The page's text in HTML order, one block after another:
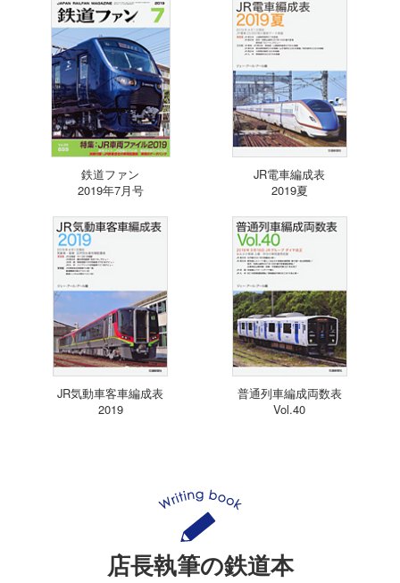
鉄道ファン
2019年7月号
JR電車編成表
2019夏
JR気動車客車編成表
2019
普通列車編成両数表
Vol.40
店長執筆の鉄道本